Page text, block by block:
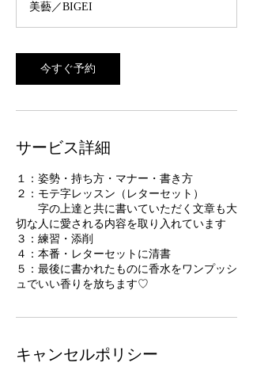
0
分
美藝／BIGEI
今すぐ予約
サービス詳細
１：姿勢・持ち方・マナー・書き方
２：モテ字レッスン（レターセット）
字の上達と共に書いていただく文章も大
切な人に愛される内容を取り入れています
３：練習・添削
４：本番・レターセットに清書
５：最後に書かれたものに香水をワンプッシ
ュでいい香りを放ちます♡
キャンセルポリシー